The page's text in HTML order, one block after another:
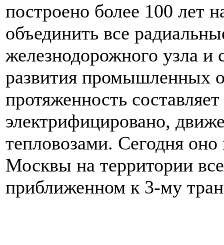
построено более 100 лет
объединить все
железнодорожного узла и
развития промышленных
протяженность
электрифицировано,
тепловозами. Сегодня
Москвы на территории
приближенном к 3-му